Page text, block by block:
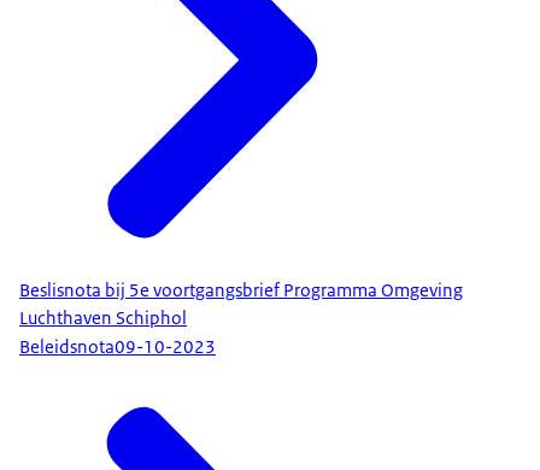
Beslisnota bij 5e voortgangsbrief Programma Omgeving
Luchthaven Schiphol
Beleidsnota09-10-2023